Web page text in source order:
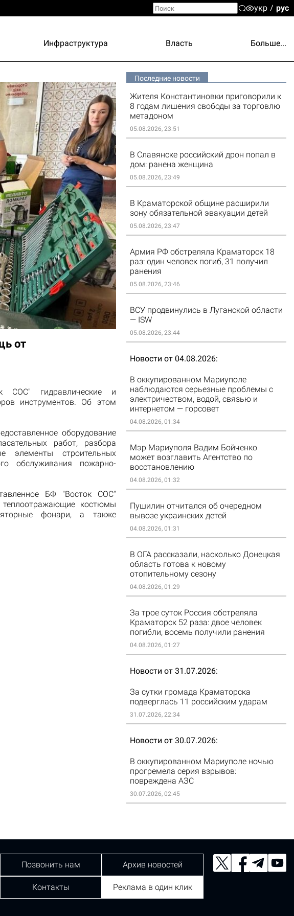
укр рус
Инфраструктура Власть Больше...
от
СОС" гидравлические и
инструментов. Об этом
оборудование
работ, разбора
элементы строительных
обслуживания пожарно-
БФ "Восток СОС"
теплоотражающие костюмы
фонари, а также
Последние новости
Жителя Константиновки приговорили к
8 годам лишения свободы за торговлю
метадоном
05.08.2026, 23:51
В Славянске российский дрон попал в
дом: ранена женщина
05.08.2026, 23:49
В Краматорской общине расширили
зону обязательной эвакуации детей
05.08.2026, 23:47
Армия РФ обстреляла Краматорск 18
раз: один человек погиб, 31 получил
ранения
05.08.2026, 23:46
ВСУ продвинулись в Луганской области
— ISW
05.08.2026, 23:44
Новости от 04.08.2026
В оккупированном Мариуполе
наблюдаются серьезные проблемы с
электричеством, водой, связью и
интернетом — горсовет
04.08.2026, 01:34
Мэр Мариуполя Вадим Бойченко
может возглавить Агентство по
восстановлению
04.08.2026, 01:32
Пушилин отчитался об очередном
вывозе украинских детей
04.08.2026, 01:31
В ОГА рассказали, насколько Донецкая
область готова к новому
отопительному сезону
04.08.2026, 01:29
За трое суток Россия обстреляла
Краматорск 52 раза: двое человек
погибли, восемь получили ранения
04.08.2026, 01:27
Новости от 31.07.2026
За сутки громада Краматорска
подверглась 11 российским ударам
31.07.2026, 22:34
Новости от 30.07.2026
В оккупированном Мариуполе ночью
прогремела серия взрывов:
повреждена АЗС
30.07.2026, 02:45
Позвонить нам Архив новостей
Контакты Реклама в один клик